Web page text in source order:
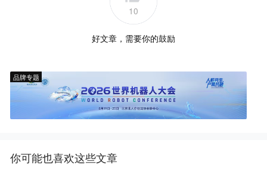
10
好文章，需要你的鼓励
品牌专题
你可能也喜欢这些文章